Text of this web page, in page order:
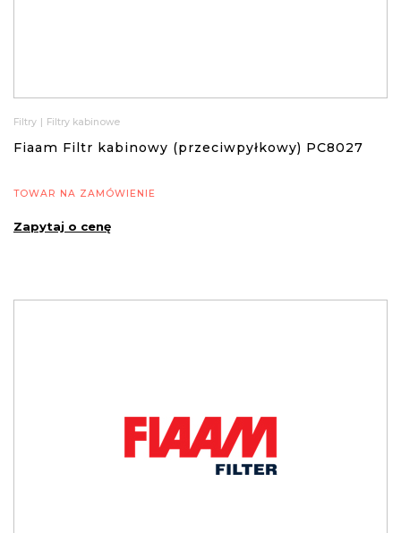
Filtry | Filtry kabinowe
Fiaam Filtr kabinowy (przeciwpyłkowy) PC8027
TOWAR NA ZAMÓWIENIE
Zapytaj o cenę